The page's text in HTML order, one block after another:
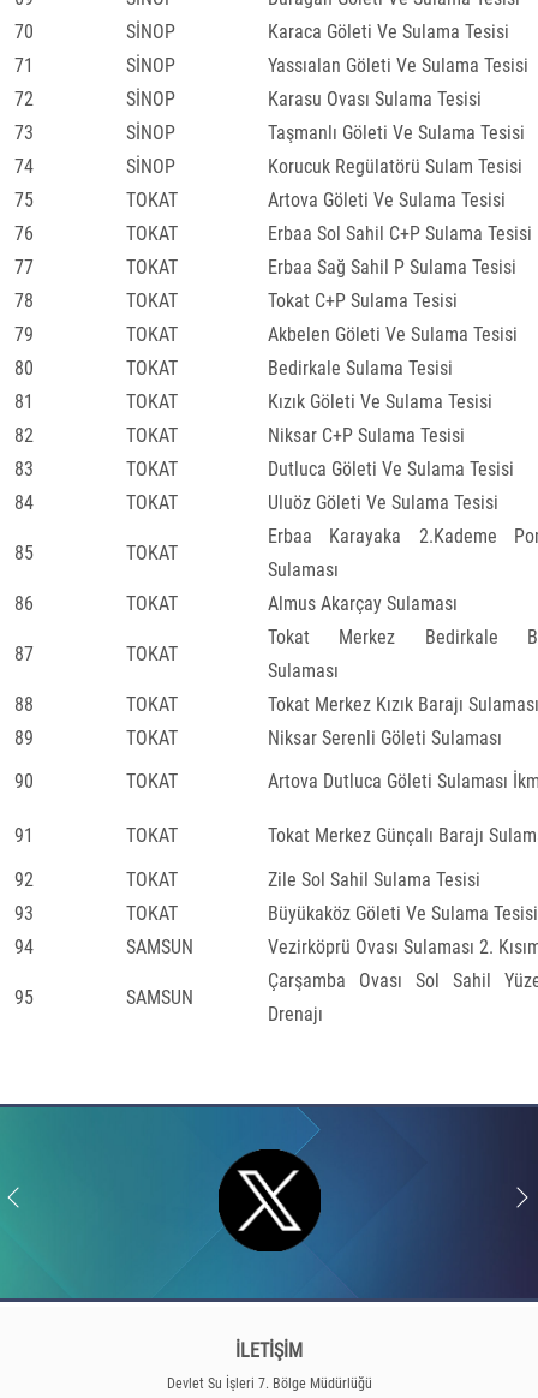
70
SİNOP
Karaca Göleti Ve Sulama Tesisi
71
SİNOP
Yassıalan Göleti Ve Sulama Tesisi
72
SİNOP
Karasu Ovası Sulama Tesisi
73
SİNOP
Taşmanlı Göleti Ve Sulama Tesisi
74
SİNOP
Korucuk Regülatörü Sulam Tesisi
75
TOKAT
Artova Göleti Ve Sulama Tesisi
76
TOKAT
Erbaa Sol Sahil C+P Sulama Tesisi
77
TOKAT
Erbaa Sağ Sahil P Sulama Tesisi
78
TOKAT
Tokat C+P Sulama Tesisi
79
TOKAT
Akbelen Göleti Ve Sulama Tesisi
80
TOKAT
Bedirkale Sulama Tesisi
81
TOKAT
Kızık Göleti Ve Sulama Tesisi
82
TOKAT
Niksar C+P Sulama Tesisi
83
TOKAT
Dutluca Göleti Ve Sulama Tesisi
84
TOKAT Uluöz Göleti Ve Sulama Tesisi
85 TOKAT
Erbaa Karayaka 2.Kademe
Sulaması
86
TOKAT Almus Akarçay Sulaması
87 TOKAT
Tokat Merkez Bedirkale
Sulaması
88
TOKAT
Tokat Merkez Kızık Barajı Sulaması
89
TOKAT
Niksar Serenli Göleti Sulaması
90
TOKAT Artova Dutluca Göleti Sulaması
91 TOKAT
Tokat Merkez Günçalı Barajı
92
TOKAT
Zile Sol Sahil Sulama Tesisi
93
TOKAT
Büyükaköz Göleti Ve Sulama Tesisi
94
SAMSUN Vezirköprü Ovası Sulaması 2.
95 SAMSUN
Çarşamba Ovası Sol Sahil
Drenajı
İLETİŞİM
Devlet Su İşleri 7. Bölge Müdürlüğü